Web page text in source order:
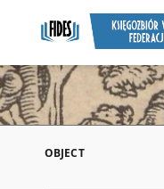
OBJECT